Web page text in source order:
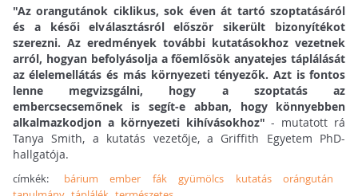
"Az orangutánok ciklikus, sok éven át tartó szoptatásáról
és a késői elválasztásról először sikerült bizonyítékot
szerezni. Az eredmények további kutatásokhoz vezetnek
arról, hogyan befolyásolja a főemlősök anyatejes táplálását
az élelemellátás és más környezeti tényezők. Azt is fontos
lenne megvizsgálni, hogy a szoptatás az
embercsecsemőnek is segít-e abban, hogy könnyebben
alkalmazkodjon a környezeti kihívásokhoz" - mutatott rá
Tanya Smith, a kutatás vezetője, a Griffith Egyetem PhD-
hallgatója.
címkék: bárium ember fák gyümölcs kutatás
orángután